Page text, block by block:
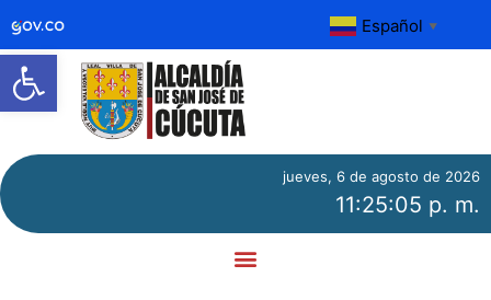
Abrir barra de herramientas
Español ▼
jueves, 6 de agosto de 2026
11:25:05 p. m.